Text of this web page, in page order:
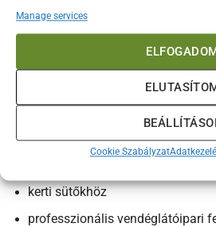
Manage services
Cookie Szabályzat
és faszenes kemencékhez
Felhasználási terület
A Todobrasa Everest faszén ideális:
kamado grillekhez
kerti sütőkhöz
professzionális vendéglátóipari